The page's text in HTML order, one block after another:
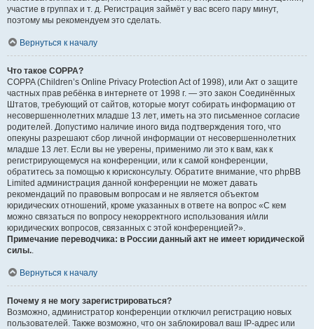
участие в группах и т. д. Регистрация займёт у вас всего пару минут,
поэтому мы рекомендуем это сделать.
Вернуться к началу
Что такое COPPA?
COPPA (Children’s Online Privacy Protection Act of 1998), или Акт о защите
частных прав ребёнка в интернете от 1998 г. — это закон Соединённых
Штатов, требующий от сайтов, которые могут собирать информацию от
несовершеннолетних младше 13 лет, иметь на это письменное согласие
родителей. Допустимо наличие иного вида подтверждения того, что
опекуны разрешают сбор личной информации от несовершеннолетних
младше 13 лет. Если вы не уверены, применимо ли это к вам, как к
регистрирующемуся на конференции, или к самой конференции,
обратитесь за помощью к юрисконсульту. Обратите внимание, что phpBB
Limited администрация данной конференции не может давать
рекомендаций по правовым вопросам и не является объектом
юридических отношений, кроме указанных в ответе на вопрос «С кем
можно связаться по вопросу некорректного использования и/или
юридических вопросов, связанных с этой конференцией?».
Примечание переводчика: в России данный акт не имеет юридической
силы..
Вернуться к началу
Почему я не могу зарегистрироваться?
Возможно, администратор конференции отключил регистрацию новых
пользователей. Также возможно, что он заблокировал ваш IP-адрес или